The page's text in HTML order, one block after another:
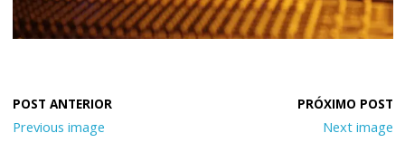
Previous image Next image